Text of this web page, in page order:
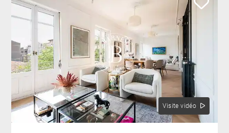
Visite vidéo